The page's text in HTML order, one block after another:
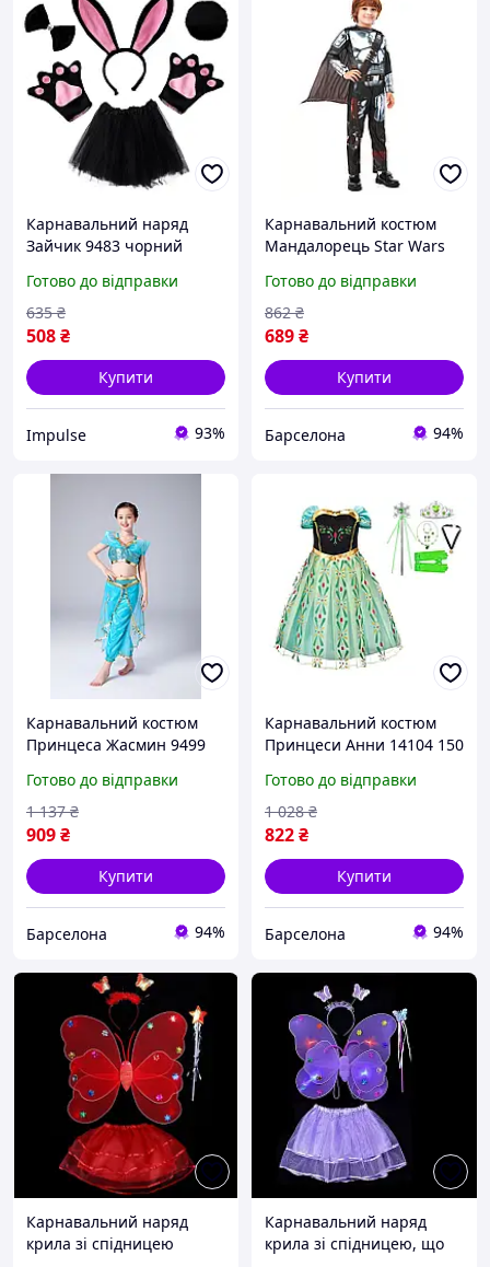
Карнавальний наряд
Зайчик 9483 чорний
Готово до відправки
508₴
635 ₴
Купити
Impulse 93%
Карнавальний костюм
Мандалорець Star Wars
9503 S barca
Готово до відправки
689₴
862 ₴
Купити
Барселона 94%
Карнавальний костюм
Принцеса Жасмин 9499
Готово до відправки
909₴
1 137 ₴
Купити
Барселона 94%
Карнавальний костюм
Принцеси Анни 14104 150
Готово до відправки
822₴
1 028 ₴
Купити
Барселона 94%
Карнавальний наряд
крила зі спідницею
Карнавальний наряд
крила зі спідницею, що